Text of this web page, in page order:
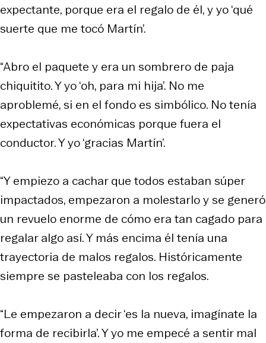
expectante, porque era el regalo de él, y yo ‘qué
suerte que me tocó Martín’.
“Abro el paquete y era un sombrero de paja
chiquitito. Y yo ‘oh, para mi hija’. No me
aproblemé, si en el fondo es simbólico. No tenía
expectativas económicas porque fuera el
conductor. Y yo ‘gracias Martín’.
“Y empiezo a cachar que todos estaban súper
impactados, empezaron a molestarlo y se generó
un revuelo enorme de cómo era tan cagado para
regalar algo así. Y más encima él tenía una
trayectoria de malos regalos. Históricamente
siempre se pasteleaba con los regalos.
“Le empezaron a decir ‘es la nueva, imagínate la
forma de recibirla’. Y yo me empecé a sentir mal